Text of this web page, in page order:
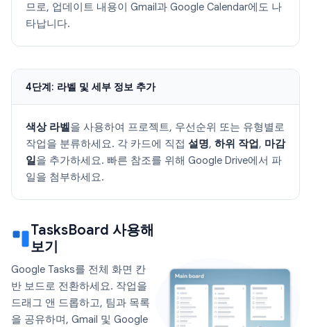
므로, 업데이트 내용이 Gmail과 Google Calendar에도 나
타납니다.
4단계: 라벨 및 세부 정보 추가
색상 라벨을 사용하여 프로젝트, 우선순위 또는 유형별로
작업을 분류하세요. 각 카드에 직접 설명, 하위 작업 , 마감
일을 추가하세요. 빠른 참조를 위해 Google Drive에서 파
일을 첨부하세요.
TasksBoard 사용해
보기
Google Tasks를 전체 화면 칸
반 보드로 전환하세요. 작업을
드래그 앤 드롭하고, 팀과 목록
을 공유하며, Gmail 및 Google